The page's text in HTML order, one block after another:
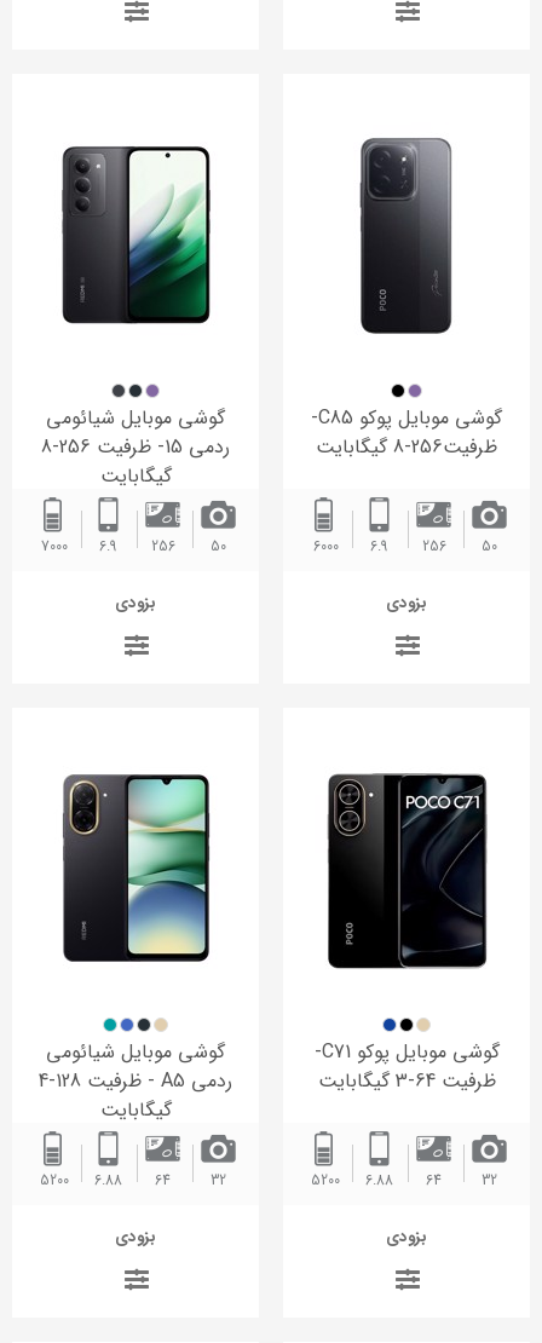
گوشی موبایل پوکو C85-
ظرفیت256-8 گیگابایت
50
256
6.9
6000 ‌
بزودی
گوشی موبایل شیائومی
ردمی 15- ظرفیت 256-8
گیگابایت
50
256
6.9
7000 ‌
بزودی
گوشی موبایل پوکو C71-
ظرفیت 64-3 گیگابایت
32
64
6.88
5200 ‌
بزودی
گوشی موبایل شیائومی
ردمی A5 - ظرفیت 128-4
گیگابایت
32
64
6.88
5200 ‌
بزودی